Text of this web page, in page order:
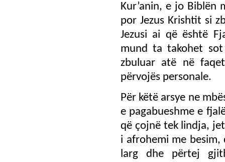
Kur’anin, e jo Biblën
por Jezus Krishtit si
Jezusi ai që është
mund ta takohet
zbuluar atë në
përvojës personale.
Për këtë arsye ne
e pagabueshme e
që çojnë tek lindja,
i afrohemi me
larg dhe përtej